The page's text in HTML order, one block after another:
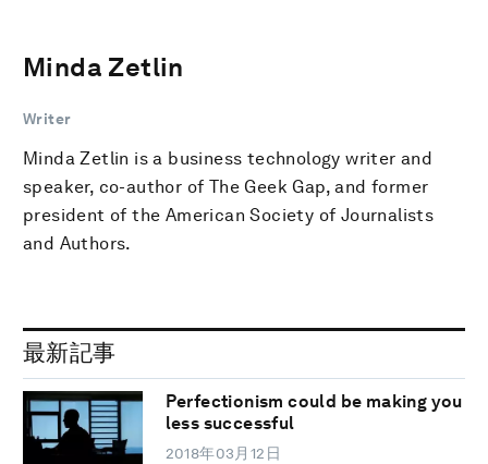
Minda Zetlin
Writer
Minda Zetlin is a business technology writer and
speaker, co-author of The Geek Gap, and former
president of the American Society of Journalists
and Authors.
最新記事
Perfectionism could be making you
less successful
2018年03月12日